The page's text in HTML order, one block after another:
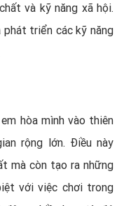
và kỹ năng xã hội.
phát triển các kỹ năng
hòa mình vào thiên
rộng lớn. Điều này
mà còn tạo ra những
với việc chơi trong